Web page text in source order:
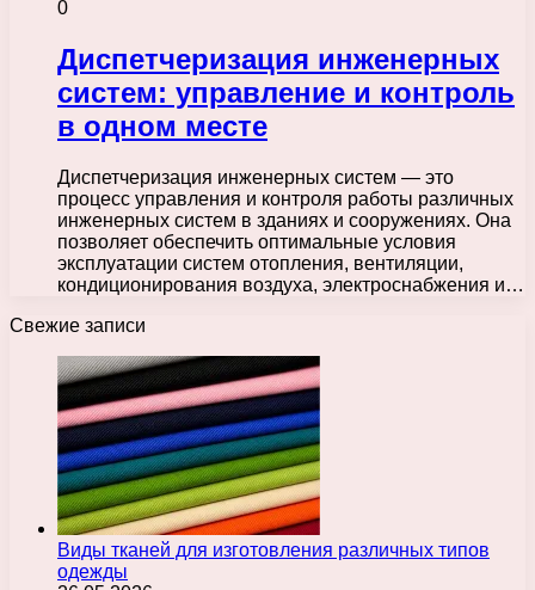
0
Диспетчеризация инженерных
систем: управление и контроль
в одном месте
Диспетчеризация инженерных систем — это
процесс управления и контроля работы различных
инженерных систем в зданиях и сооружениях. Она
позволяет обеспечить оптимальные условия
эксплуатации систем отопления, вентиляции,
кондиционирования воздуха, электроснабжения и…
Свежие записи
Виды тканей для изготовления различных типов
одежды